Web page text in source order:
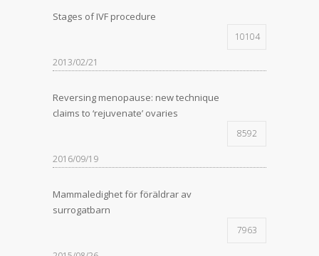
Stages of IVF procedure
10104
2013/02/21
Reversing menopause: new technique
claims to ‘rejuvenate’ ovaries
8592
2016/09/19
Mammaledighet för föräldrar av
surrogatbarn
7963